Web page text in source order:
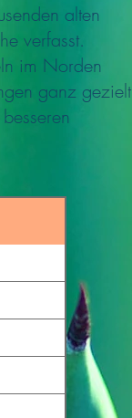
alten
verfasst.
im Norden
ganz gezielt